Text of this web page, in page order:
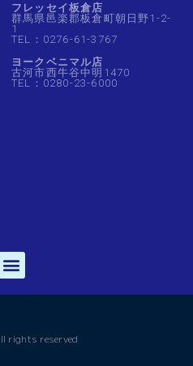
フレッセイ板倉店
群馬県邑楽郡板倉町朝日野1-2-
1
TEL：0276-61-3767
ヨークベニマル店
古河市西牛谷中明1470
TEL：0280-23-6000
rights reserved